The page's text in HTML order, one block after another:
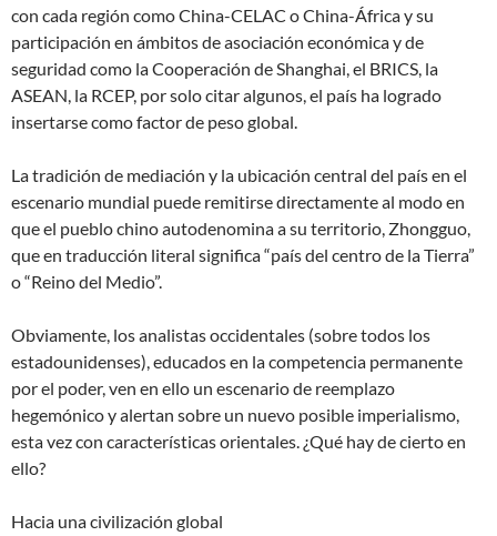
con cada región como China-CELAC o China-África y su
participación en ámbitos de asociación económica y de
seguridad como la Cooperación de Shanghai, el BRICS, la
ASEAN, la RCEP, por solo citar algunos, el país ha logrado
insertarse como factor de peso global.
La tradición de mediación y la ubicación central del país en el
escenario mundial puede remitirse directamente al modo en
que el pueblo chino autodenomina a su territorio, Zhongguo,
que en traducción literal significa “país del centro de la Tierra”
o “Reino del Medio”.
Obviamente, los analistas occidentales (sobre todos los
estadounidenses), educados en la competencia permanente
por el poder, ven en ello un escenario de reemplazo
hegemónico y alertan sobre un nuevo posible imperialismo,
esta vez con características orientales. ¿Qué hay de cierto en
ello?
Hacia una civilización global